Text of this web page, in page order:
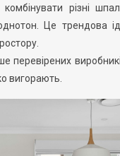
різні
Це трендова
перевірених
вигорають.